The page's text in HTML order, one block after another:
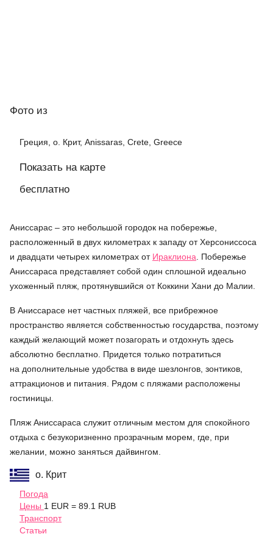
Фото из
Греция, о. Крит, Anissaras, Crete, Greece
Показать на карте
бесплатно
Аниссарас – это небольшой городок на побережье,
расположенный в двух километрах к западу от Херсониссоса
и двадцати четырех километрах от Ираклиона . Побережье
Аниссараса представляет собой один сплошной идеально
ухоженный пляж, протянувшийся от Коккини Хани до Малии.
В Аниссарасе нет частных пляжей, все прибрежное
пространство является собственностью государства, поэтому
каждый желающий может позагорать и отдохнуть здесь
абсолютно бесплатно. Придется только потратиться
на дополнительные удобства в виде шезлонгов, зонтиков,
аттракционов и питания. Рядом с пляжами расположены
гостиницы.
Пляж Аниссараса служит отличным местом для спокойного
отдыха с безукоризненно прозрачным морем, где, при
желании, можно заняться дайвингом.
о. Крит
Погода
Цены 1 EUR = 89.1 RUB
Транспорт
Статьи